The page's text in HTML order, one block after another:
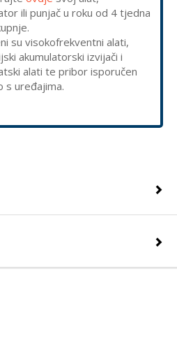
ili punjač u roku od 4 tjedna
su visokofrekventni alati,
akumulatorski izvijači i
alati te pribor isporučen
s uređajima.